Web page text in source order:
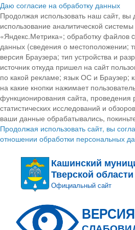
Даю согласие на обработку данных
Продолжая использовать наш сайт, вы
использование аналитической
«Яндекс.Метрика»; обработку файлов
данных (сведения о местоположении;
версия Браузера; тип устройства и
источник откуда пришел на сайт
по какой рекламе; язык ОС и Браузер;
на какие кнопки нажимает
функционирования сайта, проведения
статистических исследований и
ваши данные обрабатывались,
Продолжая использовать сайт, вы
отношении обработки персональных